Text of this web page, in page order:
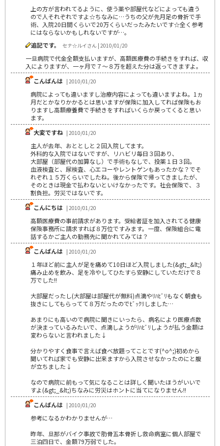
上の方が言われてるように、使う薬や部屋代などによっても違う
ので人それぞれですよ☆ちなみに…うちの父が先月足の骨折で手
術、入院20日間くらいで20万くらいだったみたいです☆全く参考
にはならないかもしれないですが…。
追記です。
セナ☆ルイさん | 2010/01/20
一旦病院で代金全額支払いますが、高額医療費の手続きをすれば、収
入によりますが、一ヶ月で７～８万を超えた分は返ってきますよ。
こんばんは | 2010/01/20
病院によっても違いますし治療内容によっても違いますよね。1ヵ
月だとかなりかかるとは思いますが保険に加入してれば保険もお
りますし高額療養費で手続きをすればいくらか戻ってくると思い
ます。
大変ですね | 2010/01/20
主人が去年、おととしと２回入院してます。
外科的な入院ではないですが、リハビリ毎日３回あり、
大部屋（部屋代の加算なし）で手術もなしで、投薬１日３回。
血液検査と、尿検査、心エコーやレントゲンもあったかな？でそ
れぞれ１５万くらいでしたね。後から保険で帰ってきましたが、
そのときは現金で払わないといけなかったです。社会保険で、３
割負担。労災ではないです。
こんにちは | 2010/01/20
高額医療費の事前請求があります。受給者証を加入されてる健康
保険事務所に請求すれば８万位ですみます。一度、保険組合に電
話するかご主人の勤務先に聞かれてみては？
こんばんは | 2010/01/20
１年ほど前に主人が足を痛めて10日ほど入院しました(&gt;_&lt;)
痛み止めを飲み、足を冷やしてひたすら安静にしていただけで８
万でした!!
大部屋だったし(大部屋は部屋代が無料)点滴やﾘﾊﾋﾞﾘもなく朝食も
抜きにしてもらってて８万だったのでﾋﾞｯｸﾘしました…
あまりにも高いので病院に聞きにいったら、病名により医療点数
が決まっているみたいで、点滴しようがﾘﾊﾋﾞﾘしようが払う金額は
変わらないと言われました↓
分かりやすく食事で言えば食べ放題ってことです(^o^;)初めから
聞いてれば家でも安静に出来ますから入院させなかったのにと腹
が立ちました↓
なので病院に前もって気になることは詳しく聞いたほうがいいで
すよ(&gt;_&lt;)ちなみに労災はホントに当てになりません!!
こんばんは | 2010/01/20
参考になるかわかりませんが…
昨年、旦那がバイク事故で肋骨五本骨折し救命病室に個人部屋で
三泊四日で、金額79万弱でした。